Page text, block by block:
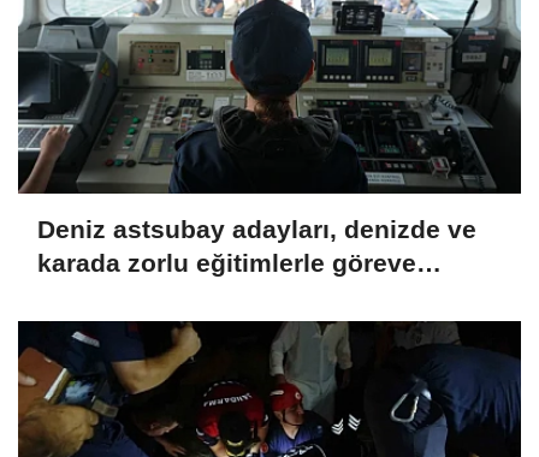
Deniz astsubay adayları, denizde ve
karada zorlu eğitimlerle göreve